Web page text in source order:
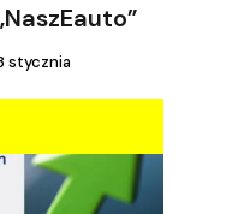
stycznia